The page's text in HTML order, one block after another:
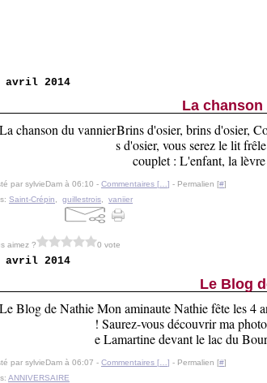
avril 2014
La
Brins d'osier, brins d'osier,
s d'osier, vous serez le lit
couplet : L'enfant, la
par sylvieDam à 06:10 - Commentaires [ ] - Permalien [#]
Saint-Crépin guillestrois vaniier
aimez ? 0 vote
avril 2014
Le Blog
Mon aminaute Nathie fête les 4
! Saurez-vous découvrir ma
e Lamartine devant le lac du
par sylvieDam à 06:07 - Commentaires [ ] - Permalien [#]
ANNIVERSAIRE